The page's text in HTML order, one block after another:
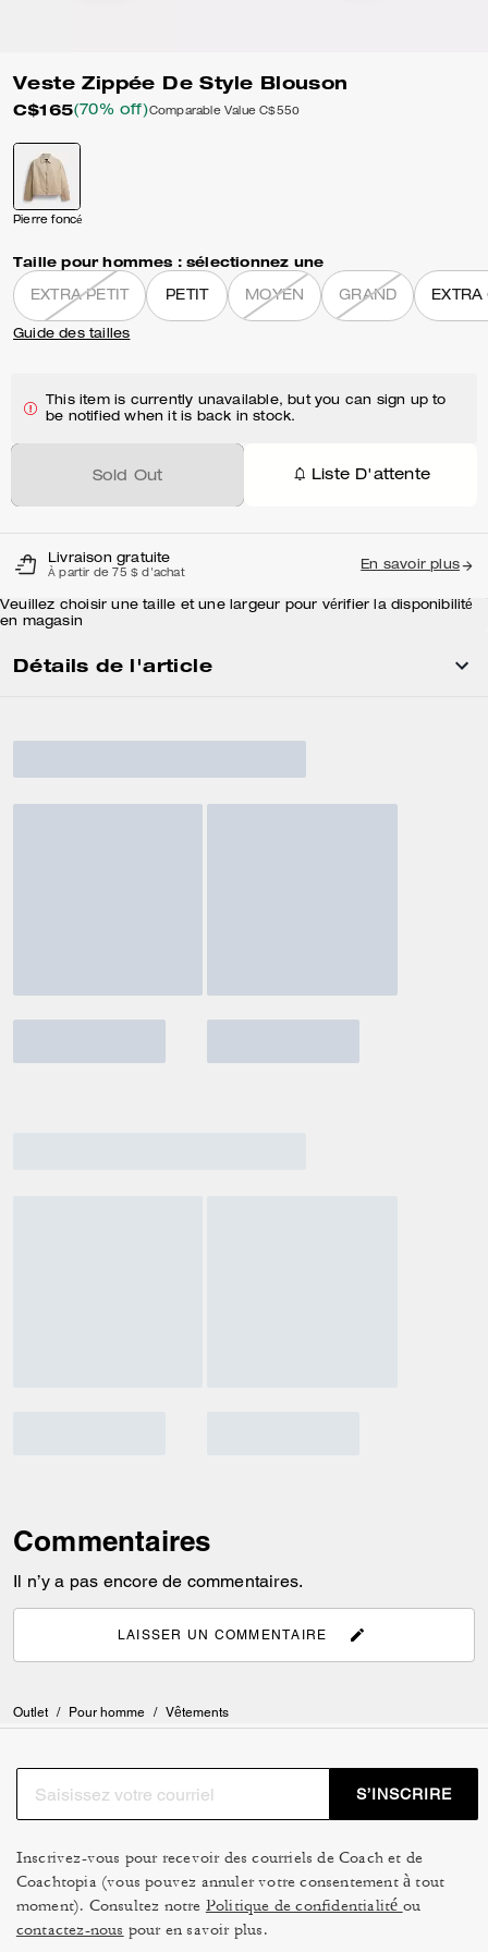
Veste Zippée De Style Blouson
C$165(70% off)Comparable Value C$550
Pierre foncé
Taille pour hommes : sélectionnez une
EXTRA PETIT PETIT MOYEN GRAND EXTRA
Guide des tailles
This item is currently unavailable, but you can sign up to
be notified when it is back in stock.
Sold Out Liste D'attente
Livraison gratuite
À partir de 75 $ d'achat
En savoir plus
Veuillez choisir une taille et une largeur pour vérifier la disponibilité
en magasin
Détails de l'article
Commentaires
Il n’y a pas encore de commentaires.
LAISSER UN COMMENTAIRE
Outlet / Pour homme / Vêtements
S’INSCRIRE
Inscrivez-vous pour recevoir des courriels de Coach et de
Coachtopia (vous pouvez annuler votre consentement à tout
moment). Consultez notre Politique de confidentialité ou
contactez-nous pour en savoir plus.